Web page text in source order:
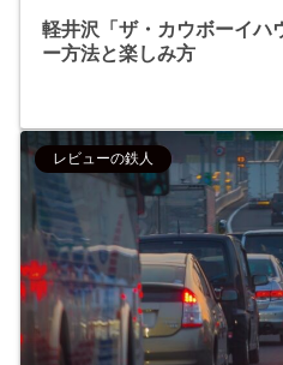
軽井沢「ザ・カウボーイハ
ー方法と楽しみ方
レビューの鉄人